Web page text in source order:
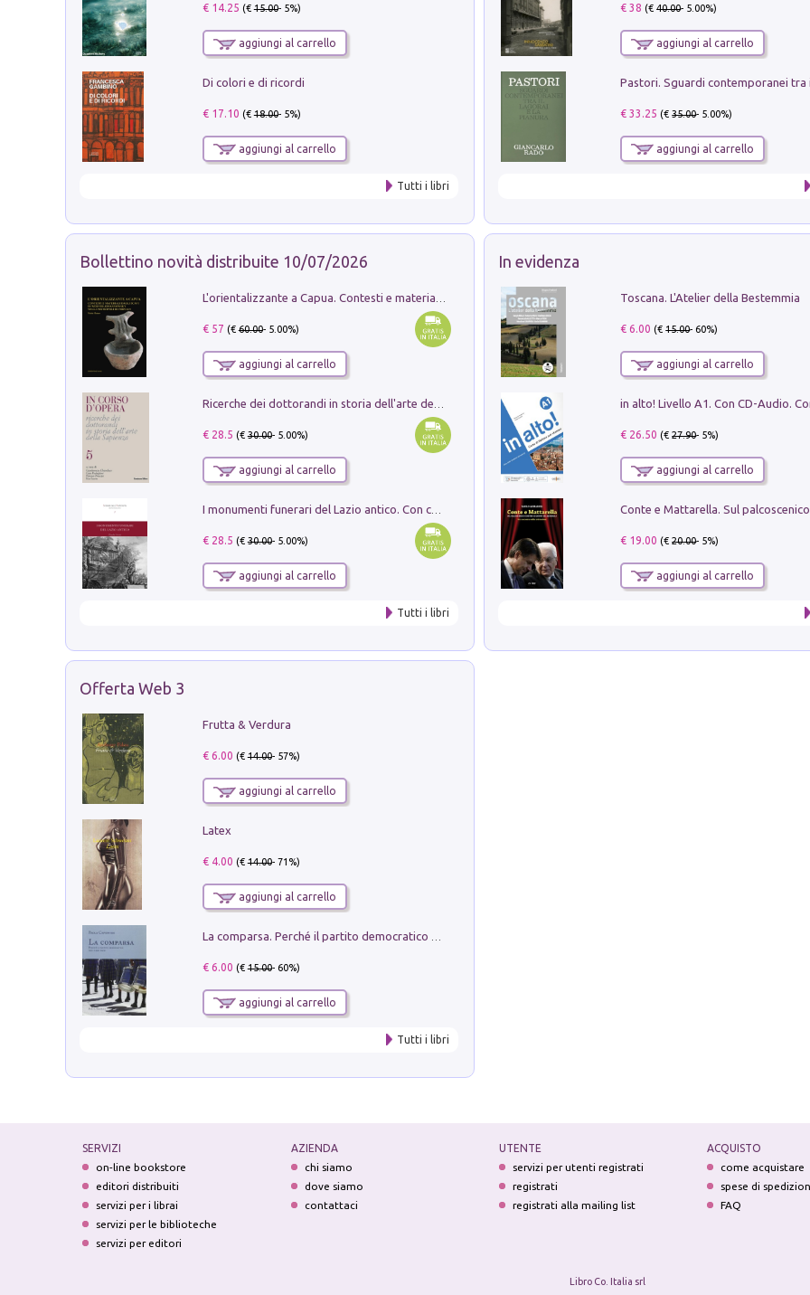
€ 14.25 (€15.00- 5%)
aggiungi al carrello
Di colori e di ricordi
€ 17.10 (€18.00- 5%)
aggiungi al carrello
Tutti i libri
€ 38 (€40.00- 5.00%)
aggiungi al carrello
€ 33.25 (€35.00- 5.00%)
aggiungi al carrello
Bollettino novità distribuite 10/07/2026
€ 57 (€60.00- 5.00%)
aggiungi al carrello
€ 28.5 (€30.00- 5.00%)
aggiungi al carrello
I monumenti funerari del Lazio antico. Con cartella con tavole
€ 28.5 (€30.00- 5.00%)
aggiungi al carrello
Tutti i libri
In evidenza
Toscana. L'Atelier della Bestemmia
€ 6.00 (€15.00- 60%)
aggiungi al carrello
€ 26.50 (€27.90- 5%)
aggiungi al carrello
€ 19.00 (€20.00- 5%)
aggiungi al carrello
Offerta Web 3
Frutta & Verdura
€ 6.00 (€14.00- 57%)
aggiungi al carrello
Latex
€ 4.00 (€14.00- 71%)
aggiungi al carrello
€ 6.00 (€15.00- 60%)
aggiungi al carrello
Tutti i libri
SERVIZI
on-line bookstore
editori distribuiti
servizi per i librai
servizi per le biblioteche
servizi per editori
AZIENDA
chi siamo
dove siamo
contattaci
UTENTE
servizi per utenti registrati
registrati
registrati alla mailing list
ACQUISTO
come acquistare
spese di
FAQ
Libro Co. Italia srl